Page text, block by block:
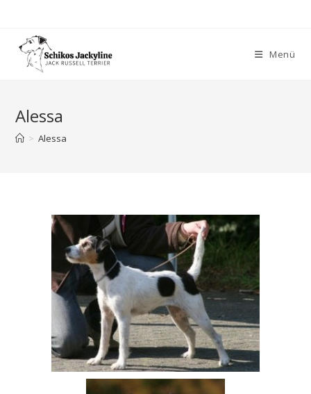
Menü
Alessa
> Alessa